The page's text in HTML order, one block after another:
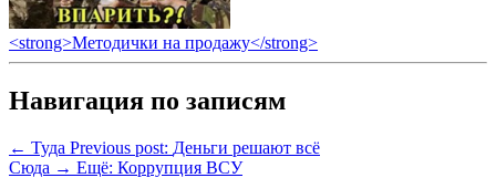
<strong>Методички на продажу</strong>
Навигация по записям
← Туда Previous post: Деньги решают всё
Сюда → Ещё: Коррупция ВСУ